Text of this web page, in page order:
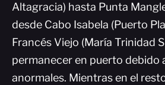
Altagracia) hasta Punta
desde Cabo Isabela (Puerto
Francés Viejo (María Trinidad
permanecer en puerto debido
anormales. Mientras en el